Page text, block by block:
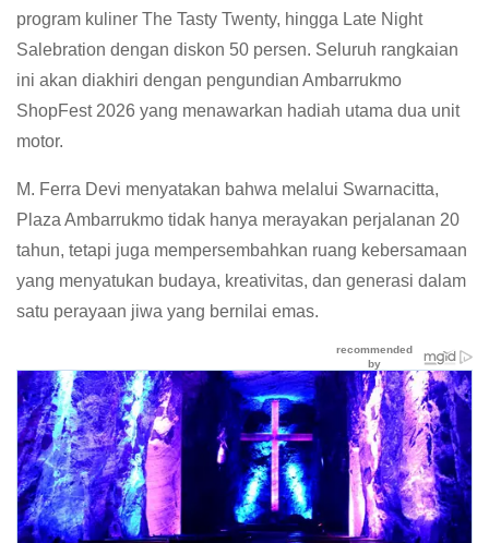
program kuliner The Tasty Twenty, hingga Late Night
Salebration dengan diskon 50 persen. Seluruh rangkaian
ini akan diakhiri dengan pengundian Ambarrukmo
ShopFest 2026 yang menawarkan hadiah utama dua unit
motor.
M. Ferra Devi menyatakan bahwa melalui Swarnacitta,
Plaza Ambarrukmo tidak hanya merayakan perjalanan 20
tahun, tetapi juga mempersembahkan ruang kebersamaan
yang menyatukan budaya, kreativitas, dan generasi dalam
satu perayaan jiwa yang bernilai emas.